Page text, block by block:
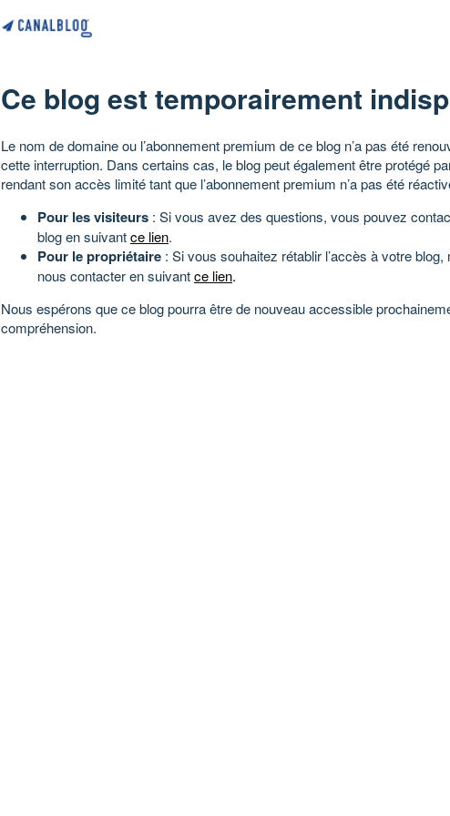
Ce blog est temporairement
Le nom de domaine ou l’abonnement premium de ce blog n’a pas été
cette interruption. Dans certains cas, le blog peut également être protégé
rendant son accès limité tant que l’abonnement premium n’a pas été
Pour les visiteurs : Si vous avez des questions, vous pouvez
blog en suivantce lien.
Pour le propriétaire : Si vous souhaitez rétablir l’accès à votre
nous contacter en suivantce lien.
Nous espérons que ce blog pourra être de nouveau accessible
compréhension.